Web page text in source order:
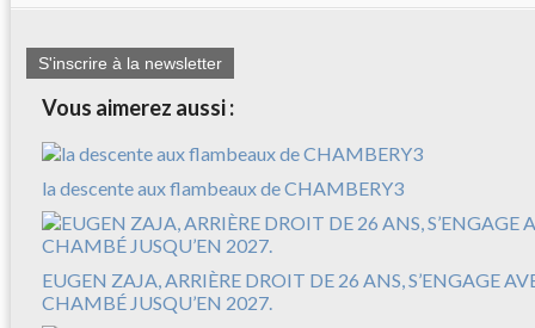
S'inscrire à la newsletter
Vous aimerez aussi :
la descente aux flambeaux de CHAMBERY3
EUGEN ZAJA, ARRIÈRE DROIT DE 26 ANS, S’ENGAGE
CHAMBÉ JUSQU’EN 2027.